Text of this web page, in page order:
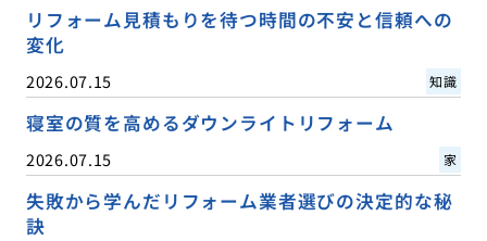
リフォーム見積もりを待つ時間の不安と信頼への
変化
2026.07.15 知識
寝室の質を高めるダウンライトリフォーム
2026.07.15 家
失敗から学んだリフォーム業者選びの決定的な秘
訣